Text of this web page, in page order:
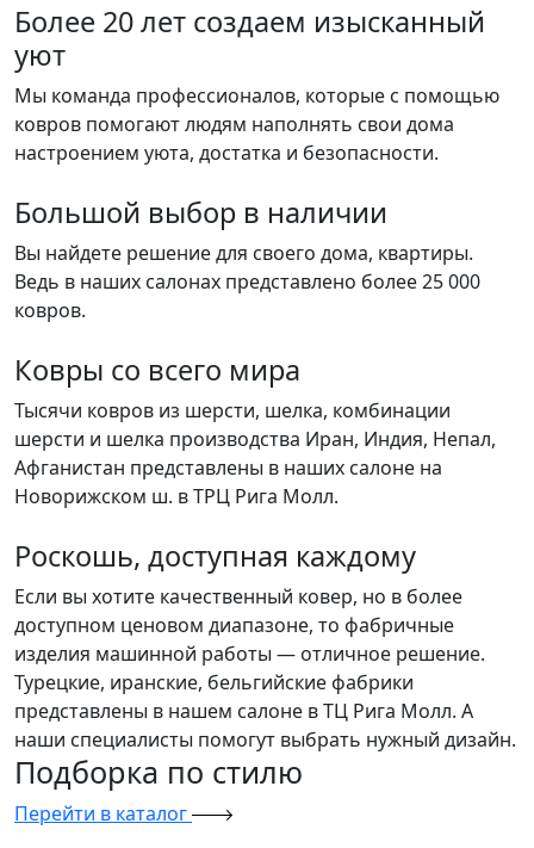
Более 20 лет создаем изысканный
уют
Мы команда профессионалов, которые с помощью
ковров помогают людям наполнять свои дома
настроением уюта, достатка и безопасности.
Большой выбор в наличии
Вы найдете решение для своего дома, квартиры.
Ведь в наших салонах представлено более 25 000
ковров.
Ковры со всего мира
Тысячи ковров из шерсти, шелка, комбинации
шерсти и шелка производства Иран, Индия, Непал,
Афганистан представлены в наших салоне на
Новорижском ш. в ТРЦ Рига Молл.
Роскошь, доступная каждому
Если вы хотите качественный ковер, но в более
доступном ценовом диапазоне, то фабричные
изделия машинной работы — отличное решение.
Турецкие, иранские, бельгийские фабрики
представлены в нашем салоне в ТЦ Рига Молл. А
наши специалисты помогут выбрать нужный дизайн.
Подборка по стилю
Перейти в каталог